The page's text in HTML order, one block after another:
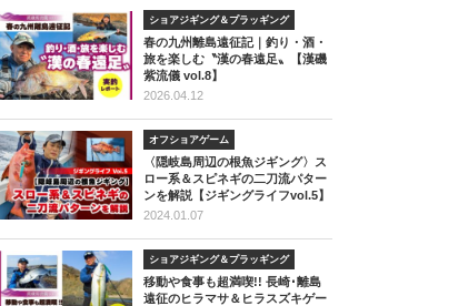
ショアジギング＆プラッギング
春の九州離島遠征記｜釣り・酒・
旅を楽しむ〝漢の春遠足〟【漢磯
紫流儀 vol.8】
2026.04.12
オフショアゲーム
〈隠岐島周辺の根魚ジギング〉ス
ロー系＆スピネギの二刀流パター
ンを解説【ジギングライフvol.5】
2024.01.07
ショアジギング＆プラッギング
移動や食事も超満喫!! 長崎･離島
遠征のヒラマサ＆ヒラスズキゲー